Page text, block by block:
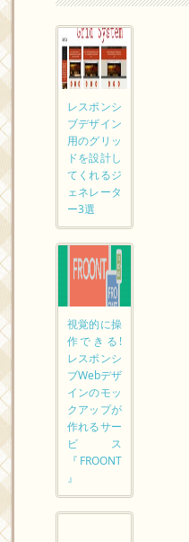
レスポンシ
ブデザイン
用のグリッ
ドを設計し
てくれるジ
ェネレータ
ー3選
視覚的に操
作できる!
レスポンシ
ブWebデザ
インのモッ
クアップが
作れるサー
ビス
『FROONT
』